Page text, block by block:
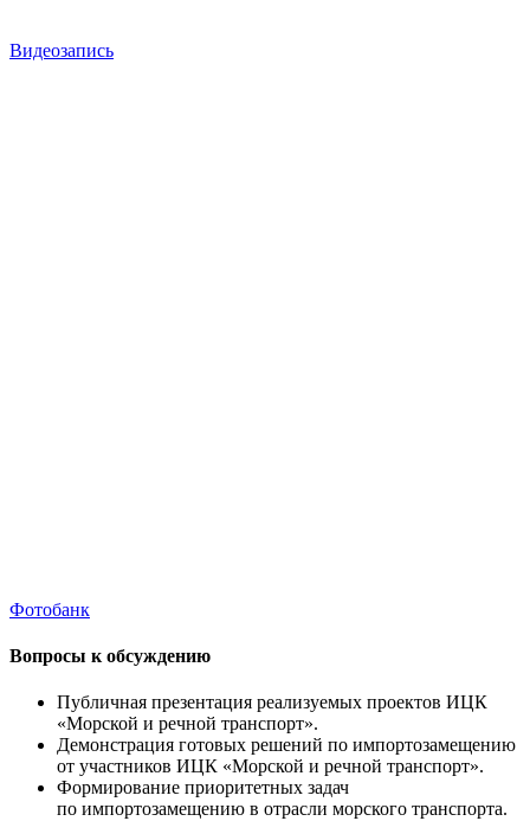
Видеозапись
Фотобанк
Вопросы к обсуждению
Публичная презентация реализуемых проектов ИЦК
«Морской и речной транспорт».
Демонстрация готовых решений по импортозамещению
от участников ИЦК «Морской и речной транспорт».
Формирование приоритетных задач
по импортозамещению в отрасли морского транспорта.